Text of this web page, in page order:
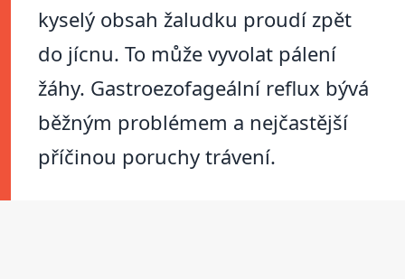
kyselý obsah žaludku proudí zpět
do jícnu. To může vyvolat pálení
žáhy. Gastroezofageální reflux bývá
běžným problémem a nejčastější
příčinou poruchy trávení.